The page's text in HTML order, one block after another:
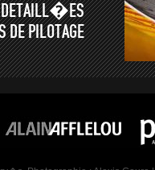
DETAILL�ES
DE PILOTAGE